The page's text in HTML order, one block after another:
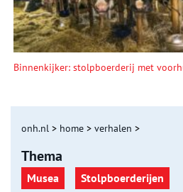
Binnenkijker: stolpboerderij met
onh.nl > home > verhalen >
Thema
Musea Stolpboerderijen